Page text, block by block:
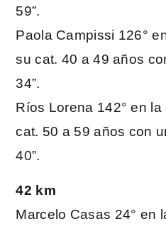
59”.
Paola Campissi 126°
su cat. 40 a 49 años
34”.
Ríos Lorena 142° en
cat. 50 a 59 años con
40”.
42 km
Marcelo Casas 24° en